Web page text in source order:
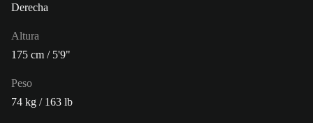
Derecha
Altura
175 cm / 5'9"
Peso
74 kg / 163 lb